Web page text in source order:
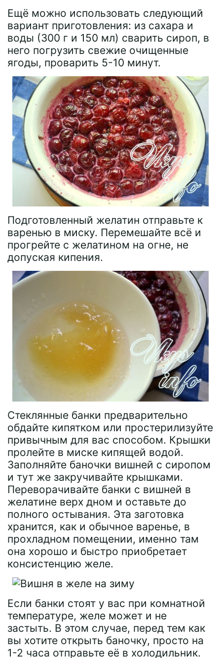
Ещё можно использовать следующий
вариант приготовления: из сахара и
воды (300 г и 150 мл) сварить сироп, в
него погрузить свежие очищенные
ягоды, проварить 5-10 минут.
Подготовленный желатин отправьте к
варенью в миску. Перемешайте всё и
прогрейте с желатином на огне, не
допуская кипения.
Стеклянные банки предварительно
обдайте кипятком или простерилизуйте
привычным для вас способом. Крышки
пролейте в миске кипящей водой.
Заполняйте баночки вишней с сиропом
и тут же закручивайте крышками.
Переворачивайте банки с вишней в
желатине верх дном и оставьте до
полного остывания. Эта заготовка
хранится, как и обычное варенье, в
прохладном помещении, именно там
она хорошо и быстро приобретает
консистенцию желе.
Если банки стоят у вас при комнатной
температуре, желе может и не
застыть. В этом случае, перед тем как
вы хотите открыть баночку, просто на
1-2 часа отправьте её в холодильник.